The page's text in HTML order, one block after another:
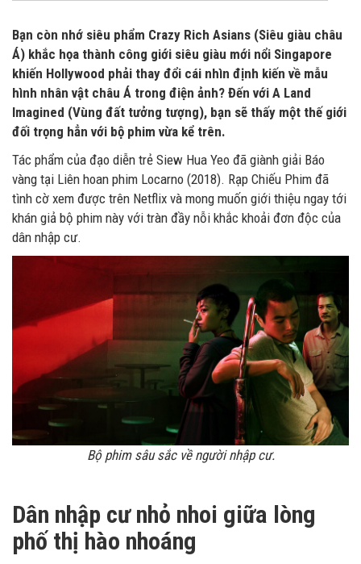
Bạn còn nhớ siêu phẩm Crazy Rich Asians (Siêu giàu châu
Á) khắc họa thành công giới siêu giàu mới nổi Singapore
khiến Hollywood phải thay đổi cái nhìn định kiến về mẫu
hình nhân vật châu Á trong điện ảnh? Đến với A Land
Imagined (Vùng đất tưởng tượng), bạn sẽ thấy một thế giới
đối trọng hẳn với bộ phim vừa kể trên.
Tác phẩm của đạo diễn trẻ Siew Hua Yeo đã giành giải Báo
vàng tại Liên hoan phim Locarno (2018). Rạp Chiếu Phim đã
tình cờ xem được trên Netflix và mong muốn giới thiệu ngay tới
khán giả bộ phim này với tràn đầy nỗi khắc khoải đơn độc của
dân nhập cư.
Bộ phim sâu sắc về người nhập cư.
Dân nhập cư nhỏ nhoi giữa lòng
phố thị hào nhoáng